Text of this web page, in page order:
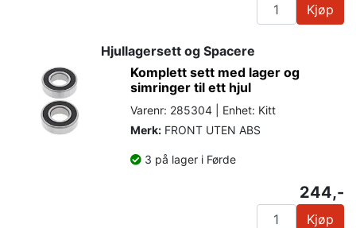
Kjøp
Hjullagersett og Spacere
Komplett sett med lager og
simringer til ett hjul
Varenr: 285304 | Enhet: Kitt
Merk: FRONT UTEN ABS
3 på lager i Førde
244,-
Kjøp